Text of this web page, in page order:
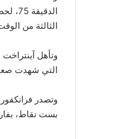
الثالثة من
التي شهدت صعود
بست نقاط،